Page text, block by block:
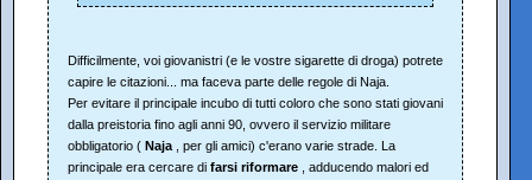
Difficilmente, voi giovanistri (e le vostre sigarette di droga) potrete
capire le citazioni... ma faceva parte delle regole di Naja.
Per evitare il principale incubo di tutti coloro che sono stati giovani
dalla preistoria fino agli anni 90, ovvero il servizio militare
obbligatorio ( Naja
, per gli amici) c'erano varie strade. La
principale era cercare di farsi riformare
, adducendo malori ed